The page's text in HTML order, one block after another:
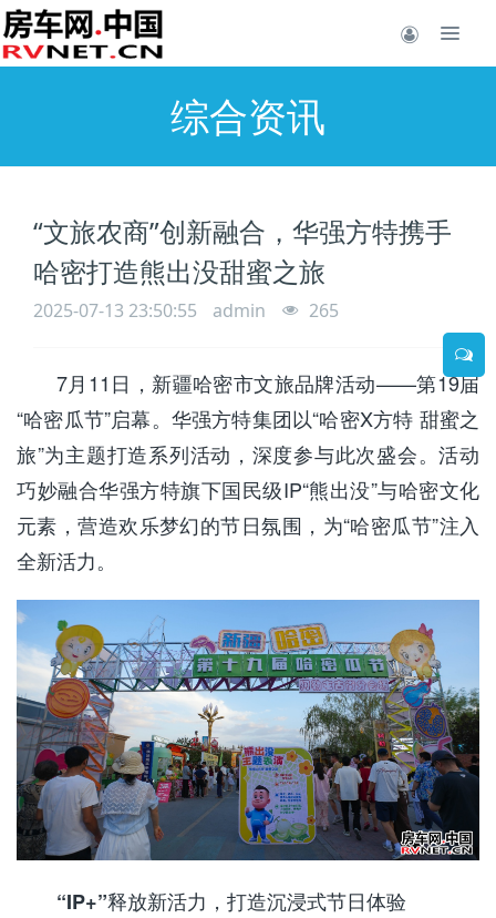
综合资讯
“文旅农商”创新融合，华强方特携手
哈密打造熊出没甜蜜之旅
2025-07-13 23:50:55 admin 265
7月 11日，新疆哈密市文旅品牌活动——第19届
“哈密瓜节”启幕。华强方特集团以“哈密X方特 甜蜜之
旅”为主题打造系列活动，深度参与此次盛会。活动
巧妙融合华强方特旗下国民级IP“熊出没”与哈密文化
元素，营造欢乐梦幻的节日氛围，为“哈密瓜节”注入
全新活力。
“IP+”释放新活力 ，打造沉浸式节日体验